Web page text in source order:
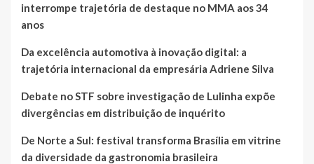
interrompe trajetória de destaque no MMA aos 34
anos
Da excelência automotiva à inovação digital: a
trajetória internacional da empresária Adriene Silva
Debate no STF sobre investigação de Lulinha expõe
divergências em distribuição de inquérito
De Norte a Sul: festival transforma Brasília em vitrine
da diversidade da gastronomia brasileira